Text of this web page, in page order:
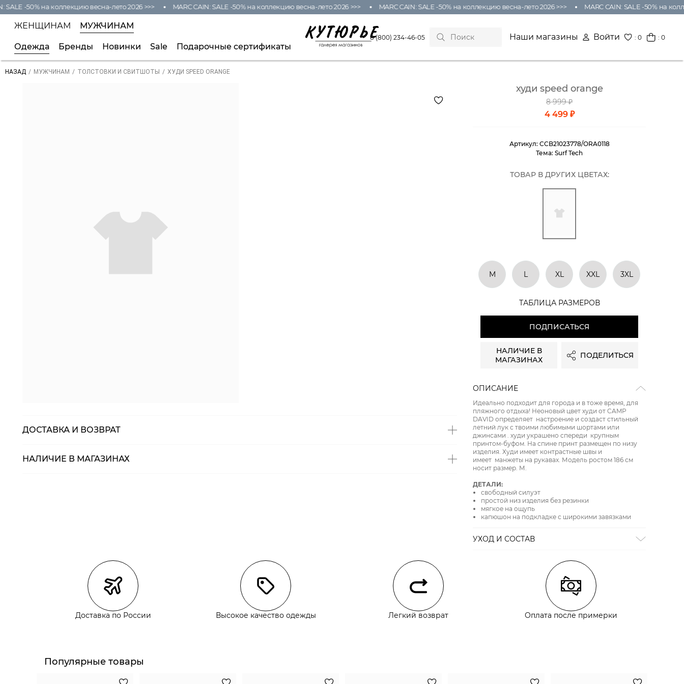
-50% на коллекцию весна-лето 2026 >>> MARC CAIN: SALE -50% на коллекцию весна-лето 2026 >>> MARC CAIN: SALE -50% на коллекцию весна-лето 2026 >>> MARC CAIN: SALE -50% на
ЖЕНЩИНАМ МУЖЧИНАМ
Одежда Бренды Новинки Sale Подарочные сертификаты
8 (800) 234-46-05 Наши магазины Войти :0 : 0
НАЗАД / МУЖЧИНАМ / ТОЛСТОВКИ И СВИТШОТЫ / ХУДИ SPEED ORANGE
ДОСТАВКА И ВОЗВРАТ
Самовывоз из пункта выдачи СДЭК
НАЛИЧИЕ В МАГАЗИНАХ
худи speed orange
8 999 ₽
4 499 ₽
Артикул: CCB21023778/ORA0118
Тема:Surf Tech
ТОВАР В ДРУГИХ ЦВЕТАХ:
M L XL XXL 3XL
ТАБЛИЦА РАЗМЕРОВ
ПОДПИСАТЬСЯ
НАЛИЧИЕ В
МАГАЗИНАХ
ПОДЕЛИТЬСЯ
ОПИСАНИЕ
Идеально подходит для города и в тоже время, для
пляжного отдыха! Неоновый цвет худи от CAMP
DAVID определяет настроение и создаст стильный
летний лук с твоими любимыми шортами или
джинсами . худи украшено спереди крупным
принтом-буфом. На спине принт размещен по низу
изделия. Худи имеет контрастные швы и
имеет манжеты на рукавах. Модель ростом 186 см
носит размер. М.
ДЕТАЛИ:
свободный силуэт
простой низ изделия без резинки
мягкое на ощупь
капюшон на подкладке с широкими завязками
УХОД И СОСТАВ
ХИМИЧЕСКАЯ ЧИСТКА:химическая чистка
гладить при низкой температуре до 110
барабанная сушка запрещена
полиэстер 65%; хлопок 35%
Доставка по России Высокое качество одежды Легкий возврат Оплата после примерки
Популярные товары